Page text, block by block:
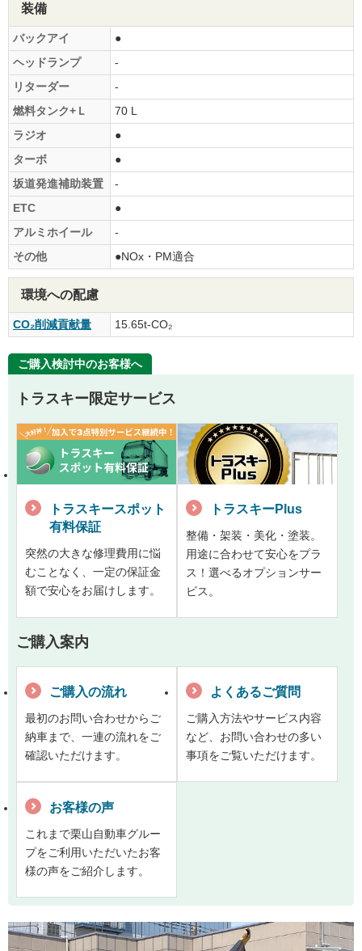
装備
バックアイ
●
ヘッドランプ
-
リターダー
-
燃料タンク+Ｌ
70 L
ラジオ
●
ターボ
●
坂道発進補助装置
-
ETC
●
アルミホイール
-
その他
●NOx・PM適合
環境への配慮
CO₂削減貢献量 15.65t-CO₂
ご購入検討中のお客様へ
トラスキー限定サービス
トラスキースポット
有料保証
突然の大きな修理費用に悩
むことなく、一定の保証金
額で安心をお届けします。
トラスキーPlus
整備・架装・美化・塗装。
用途に合わせて安心をプラ
ス！選べるオプションサー
ビス。
ご購入案内
ご購入の流れ
最初のお問い合わせからご
納車まで、一連の流れをご
確認いただけます。
よくあるご質問
ご購入方法やサービス内容
など、お問い合わせの多い
事項をご覧いただけます。
お客様の声
これまで栗山自動車グルー
プをご利用いただいたお客
様の声をご紹介します。